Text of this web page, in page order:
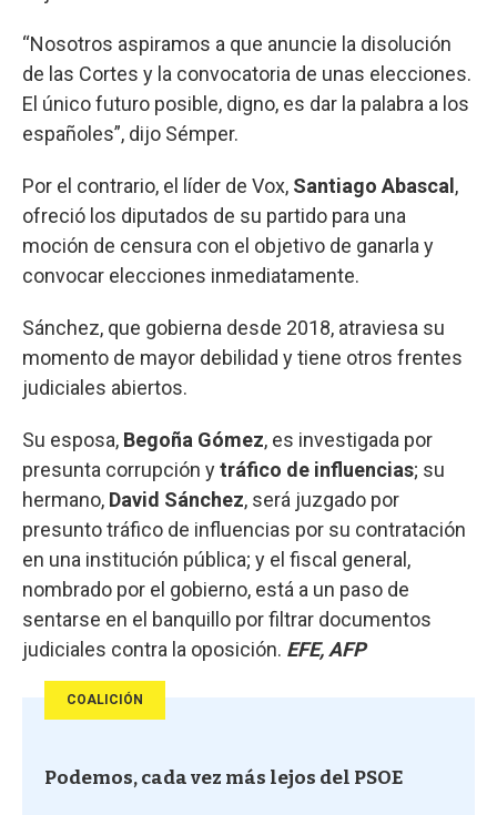
“Nosotros aspiramos a que anuncie la disolución
de las Cortes y la convocatoria de unas elecciones.
El único futuro posible, digno, es dar la palabra a los
españoles”, dijo Sémper.
Por el contrario, el líder de Vox, Santiago Abascal ,
ofreció los diputados de su partido para una
moción de censura con el objetivo de ganarla y
convocar elecciones inmediatamente.
Sánchez, que gobierna desde 2018, atraviesa su
momento de mayor debilidad y tiene otros frentes
judiciales abiertos.
Su esposa, Begoña Gómez, es investigada por
presunta corrupción ytráfico de influencias; su
hermano, David Sánchez, será juzgado por
presunto tráfico de influencias por su contratación
en una institución pública; y el fiscal general,
nombrado por el gobierno, está a un paso de
sentarse en el banquillo por filtrar documentos
judiciales contra la oposición. EFE, AFP
COALICIÓN
Podemos, cada vez más lejos del PSOE